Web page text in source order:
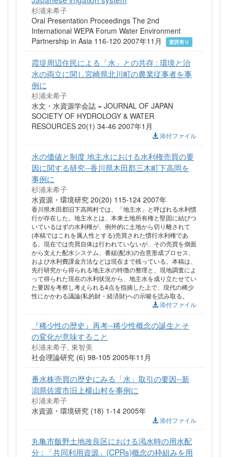
杉浦未希子
Oral Presentation Proceedings The 2nd
International WEPA Forum Water Environment
Partnership in Asia 116-120 2007年11月
査読有り
霞堤周辺住民による「水」との共存 : 環境と治
水の両立に関し宮崎県北川町の農業従事者を事
例に
杉浦未希子
水文・水資源学会誌 = JOURNAL OF JAPAN
SOCIETY OF HYDROLOGY & WATER
RESOURCES 20(1) 34-46 2007年1月
添付ファイル
水の価値と制度 地主水における水利権売買の要
因に関する研究--香川県木田郡三木町下高岡を
事例に
杉浦未希子
水資源・環境研究 20(20) 115-124 2007年
香川県木田郡旧下高岡村では、「地主水」と呼ばれる水利慣
行が存在した。地主水とは、本来土地所有権と堅固に結びつ
いているはずの水利権が、例外的に土地から切り離されて
(本稿ではこれを属人性とする)売買された慣行水利権であ
る。現在では売買自体は行われていないが、その売買を側面
から支えた配水システム、番組(配水)の合意形成プロセス、
および水利費課金方法などは現在まで残っている。本稿は、
先行研究から得られる地主水の特徴の整理と、現地調査によ
って得られた現在の水利状況から、地主水を成り立たせてい
た要因を考察し考えられる4点を指摘した上で、現代の稀少
性にかかわる議論(私的財・経済財)への示唆を読み取る。
添付ファイル
『稀少性の歴史』再考--稀少性概念の誕生とそ
の変化が意味すること
杉浦未希子, 東智美
社会理論研究 (6) 98-105 2005年11月
番水株売買の歴史にみる「水」取引の要因--新
潟県佐渡市旧上横山村を事例に
杉浦未希子
水資源・環境研究 (18) 1-14 2005年
添付ファイル
丸亀市飯野土地改良区における渇水時の用水配
分 : 「共同利用資源」(CPRs)概念の枠組みを用